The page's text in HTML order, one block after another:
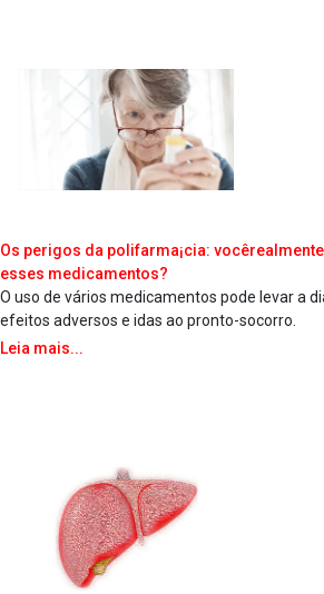
Os perigos da polifarma¡cia:
esses medicamentos?
O uso de vários medicamentos pode levar a
efeitos adversos e idas ao pronto-socorro.
Leia mais...